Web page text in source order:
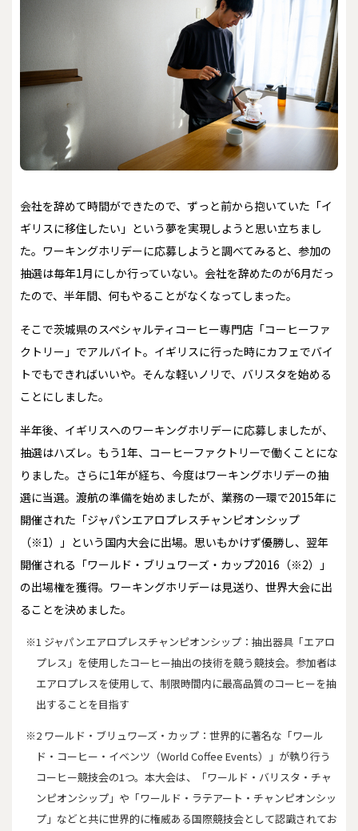
会社を辞めて時間ができたので、ずっと前から抱いていた「イ
ギリスに移住したい」という夢を実現しようと思い立ちまし
た。ワーキングホリデーに応募しようと調べてみると、参加の
抽選は毎年1月にしか行っていない。会社を辞めたのが6月だっ
たので、半年間、何もやることがなくなってしまった。
そこで茨城県のスペシャルティコーヒー専門店「コーヒーファ
クトリー」でアルバイト。イギリスに行った時にカフェでバイ
トでもできればいいや。そんな軽いノリで、バリスタを始める
ことにしました。
半年後、イギリスへのワーキングホリデーに応募しましたが、
抽選はハズレ。もう1年、コーヒーファクトリーで働くことにな
りました。さらに1年が経ち、今度はワーキングホリデーの抽
選に当選。渡航の準備を始めましたが、業務の一環で2015年に
開催された「ジャパンエアロプレスチャンピオンシップ
（※1）」という国内大会に出場。思いもかけず優勝し、翌年
開催される「ワールド・ブリュワーズ・カップ2016（※2）」
の出場権を獲得。ワーキングホリデーは見送り、世界大会に出
ることを決めました。
※1 ジャパンエアロプレスチャンピオンシップ：抽出器具「エアロ
プレス」を使用したコーヒー抽出の技術を競う競技会。参加者は
エアロプレスを使用して、制限時間内に最高品質のコーヒーを抽
出することを目指す
※2 ワールド・ブリュワーズ・カップ：世界的に著名な「ワール
ド・コーヒー・イベンツ（World Coffee Events）」が執り行う
コーヒー競技会の1つ。本大会は、「ワールド・バリスタ・チャ
ンピオンシップ」や「ワールド・ラテアート・チャンピオンシッ
プ」などと共に世界的に権威ある国際競技会として認識されてお